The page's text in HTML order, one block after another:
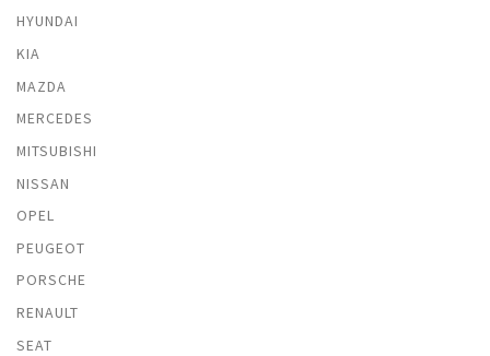
HYUNDAI
KIA
MAZDA
MERCEDES
MITSUBISHI
NISSAN
OPEL
PEUGEOT
PORSCHE
RENAULT
SEAT